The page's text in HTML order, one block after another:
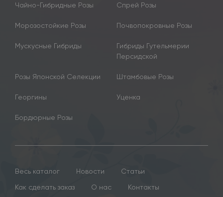
Чайно-Гибридные Розы Спрей Розы
Морозостойкие Розы Почвопокровные Розы
Мускусные Гибриды
Гибриды Гутельмерии
Персидской
Розы Японской Селекции Штамбовые Розы
Георгины Уценка
Бордюрные Розы
Весь каталог Новости
Статьи
Как сделать заказ
О нас Контакты